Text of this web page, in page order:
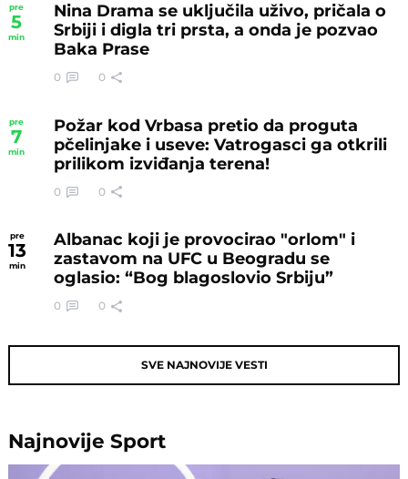
pre
5
min
Nina Drama se uključila uživo, pričala o
Srbiji i digla tri prsta, a onda je pozvao
Baka Prase
0 0
pre
7
min
Požar kod Vrbasa pretio da proguta
pčelinjake i useve: Vatrogasci ga otkrili
prilikom izviđanja terena!
0 0
pre
13
min
Albanac koji je provocirao "orlom" i
zastavom na UFC u Beogradu se
oglasio: “Bog blagoslovio Srbiju”
0 0
SVE NAJNOVIJE VESTI
NajnovijeSport